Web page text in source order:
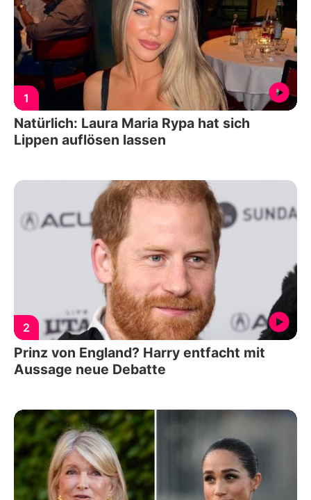
1
Natürlich: Laura Maria Rypa hat sich
Lippen auflösen lassen
2
Prinz von England? Harry entfacht mit
Aussage neue Debatte